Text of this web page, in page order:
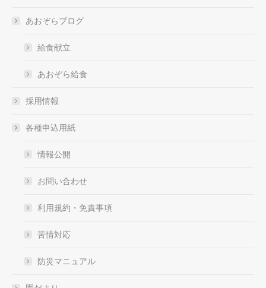
あおぞらブログ
給食献立
あおぞら給食
採用情報
各種申込用紙
情報公開
お問い合わせ
利用規約・免責事項
苦情対応
防災マニュアル